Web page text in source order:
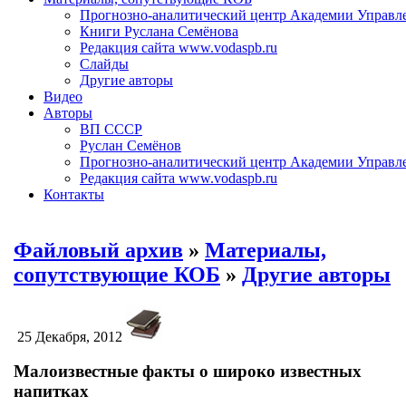
Прогнозно-аналитический центр Академии
Книги Руслана Семёнова
Редакция сайта www.vodaspb.ru
Слайды
Другие авторы
Видео
Авторы
ВП СССР
Руслан Семёнов
Прогнозно-аналитический центр Академии
Редакция сайта www.vodaspb.ru
Контакты
Файловый архив » Материалы,
сопутствующие КОБ » Другие авторы
25 Декабря, 2012
Малоизвестные факты о широко известных
напитках